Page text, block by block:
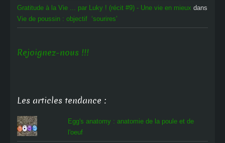
Gratitude à la Vie ... par Luky ! (récit #9) - Une vie en mieux dans
Vie de poussin : objectif ‘sourires’
Rejoignez-nous !!!
Les articles tendance :
Egg's anatomy : anatomie de la poule et de
l'oeuf